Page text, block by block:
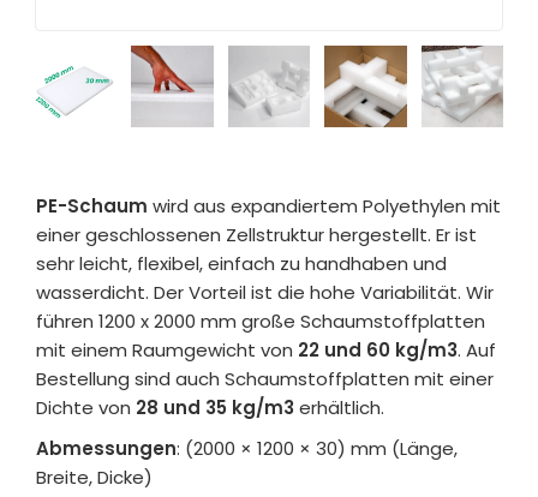
PE-Schaum wird aus expandiertem Polyethylen mit
einer geschlossenen Zellstruktur hergestellt. Er ist
sehr leicht, flexibel, einfach zu handhaben und
wasserdicht. Der Vorteil ist die hohe Variabilität. Wir
führen 1200 x 2000 mm große Schaumstoffplatten
mit einem Raumgewicht von 22 und 60 kg/m3. Auf
Bestellung sind auch Schaumstoffplatten mit einer
Dichte von 28 und 35 kg/m3 erhältlich.
Abmessungen: (2000 × 1200 × 30) mm (Länge,
Breite, Dicke)